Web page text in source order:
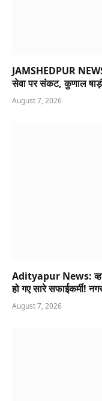
JAMSHEDPUR
सेवा पर संकट, कुणाल
August 7, 2026
Adityapur News:
हो गए सारे सफाईकर्मी!
August 7, 2026